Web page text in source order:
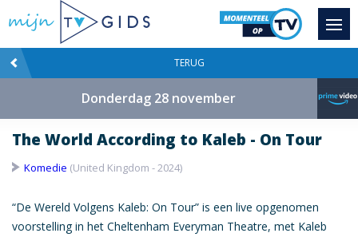
TERUG
Donderdag 28 november
The World According to Kaleb - On Tour
Komedie (United Kingdom - 2024)
“De Wereld Volgens Kaleb: On Tour” is een live opgenomen
voorstelling in het Cheltenham Everyman Theatre, met Kaleb